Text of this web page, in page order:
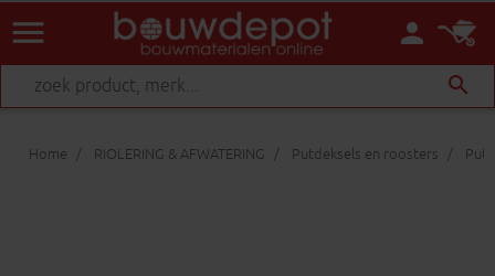
person
menu
search
Home RIOLERING & AFWATERING Putdeksels en roosters